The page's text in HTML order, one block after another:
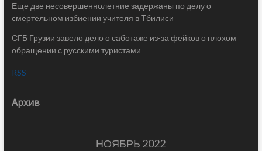
Еще две несовершеннолетние задержаны по делу о
смертельном избиении учителя в Тбилиси
СГБ Грузии завело дело о саботаже из-за фейков о плохом
обращении с русскими туристами
RSS
Архив
НОЯБРЬ 2022